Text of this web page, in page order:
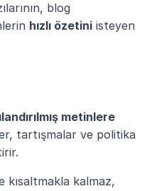
blog
hızlı özetini isteyen
metinlere
tartışmalar ve politika
kısaltmakla kalmaz,